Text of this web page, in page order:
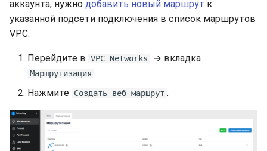
аккаунта, нужно добавить новый маршрут к
указанной подсети подключения в список маршрутов
VPC.
Перейдите в VPC Networks → вкладка
Маршрутизация .
Нажмите Создать веб-маршрут .